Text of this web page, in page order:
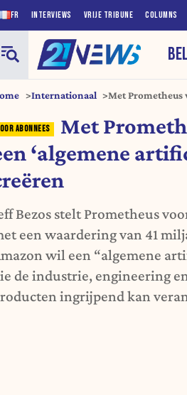
FR INTERVIEWS VRIJE TRIBUNE COLUMNS
Internationaal
Met Prometheus
Met
‘algemene
Bezos stelt Prometheus
een waardering van 41
wil een “algemene
de industrie, engineering
ingrijpend kan